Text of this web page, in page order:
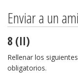
Enviar a un
8 (II)
Rellenar los
obligatorios.